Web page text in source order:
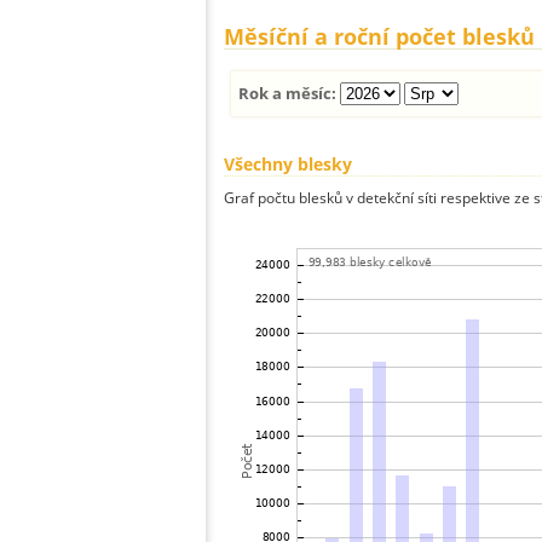
Měsíční a roční počet blesků
Rok a měsíc:
Všechny blesky
Graf počtu blesků v detekční síti respektive ze